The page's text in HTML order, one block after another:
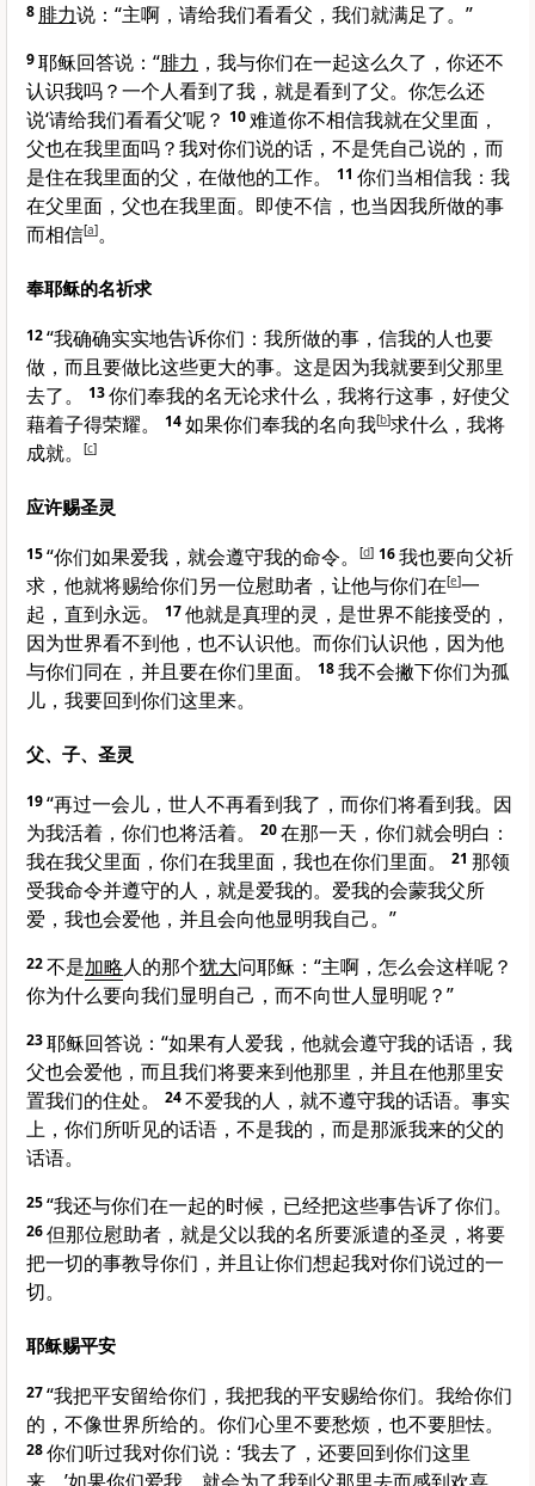
8 腓力说：“主啊，请给我们看看父，我们就满足了。”
9耶稣回答说： “腓力 ，我与你们在一起这么久了，你还不
认识我吗？一个人看到了我，就是看到了父。你怎么还
说‘请给我们看看父’呢？ 10难道你不相信我就在父里面，
父也在我里面吗？我对你们说的话，不是凭自己说的，而
是住在我里面的父，在做他的工作。
11 你们当相信我：我
在父里面，父也在我里面。即使不信，也当因我所做的事
而相信[a]。
奉耶稣的名祈求
12“我确确实实地告诉你们：我所做的事，信我的人也要
做，而且要做比这些更大的事。这是因为我就要到父那里
去了。
13你们奉我的名无论求什么，我将行这事，好使父
藉着子得荣耀。
14如果你们奉我的名向我[b]求什么，我将
成就。
[c]
应许赐圣灵
15“你们如果爱我，就会遵守我的命令。 [d] 16我也要向父祈
求，他就将赐给你们另一位慰助者，让他与你们在[e]一
起，直到永远。
17他就是真理的灵，是世界不能接受的，
因为世界看不到他，也不认识他。而你们认识他，因为他
与你们同在，并且要在你们里面。
18我不会撇下你们为孤
儿，我要回到你们这里来。
父、子、圣灵
19“再过一会儿，世人不再看到我了，而你们将看到我。因
为我活着，你们也将活着。
20在那一天，你们就会明白：
我在我父里面，你们在我里面，我也在你们里面。
21 那领
受我命令并遵守的人，就是爱我的。爱我的会蒙我父所
爱，我也会爱他，并且会向他显明我自己。”
22不是加略人的那个犹大问耶稣：“主啊，怎么会这样呢？
你为什么要向我们显明自己，而不向世人显明呢？”
23耶稣回答说： “如果有人爱我，他就会遵守我的话语，我
父也会爱他，而且我们将要来到他那里，并且在他那里安
置我们的住处。
24不爱我的人，就不遵守我的话语。事实
上，你们所听见的话语，不是我的，而是那派我来的父的
话语。
25“我还与你们在一起的时候，已经把这些事告诉了你们。
26但那位慰助者，就是父以我的名所要派遣的圣灵，将要
把一切的事教导你们，并且让你们想起我对你们说过的一
切。
耶稣赐平安
27“我把平安留给你们，我把我的平安赐给你们。我给你们
的，不像世界所给的。你们心里不要愁烦，也不要胆怯。
28你们听过我对你们说：‘我去了，还要回到你们这里